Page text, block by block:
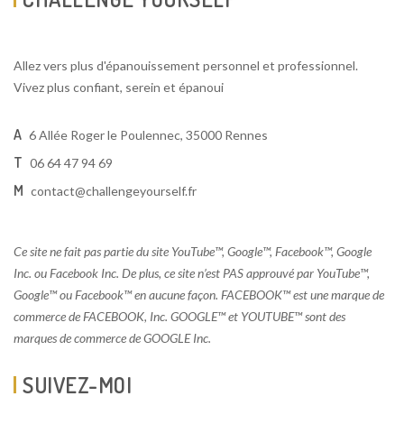
Allez vers plus d'épanouissement personnel et professionnel.
Vivez plus confiant, serein et épanoui
A 6 Allée Roger le Poulennec, 35000 Rennes
T 06 64 47 94 69
M contact@challengeyourself.fr
Ce site ne fait pas partie du site YouTube™, Google™, Facebook™, Google
Inc. ou Facebook Inc. De plus, ce site n’est PAS approuvé par YouTube™,
Google™ ou Facebook™ en aucune façon. FACEBOOK™ est une marque de
commerce de FACEBOOK, Inc. GOOGLE™ et YOUTUBE™ sont des
marques de commerce de GOOGLE Inc.
SUIVEZ-MOI